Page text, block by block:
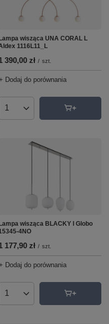
wisząca UNA CORAL L
1116L11_L
390,00 zł / szt.
Dodaj do porównania
Ilość produktów
wisząca BLACKY I Globo
4NO
177,90 zł / szt.
Dodaj do porównania
Ilość produktów